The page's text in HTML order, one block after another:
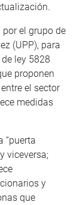
el grupo de
(UPP), para
ley 5828
proponen
el sector
medidas
“puerta
viceversa;
y
que